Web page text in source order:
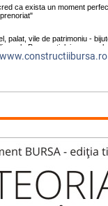
www.constructiibursa.ro